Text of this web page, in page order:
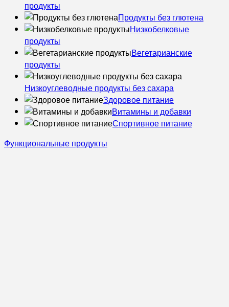
продукты
Продукты без глютена
Низкобелковые
продукты
Вегетарианские
продукты
Низкоуглеводные продукты без сахара
Здоровое питание
Витамины и добавки
Спортивное питание
Функциональные продукты